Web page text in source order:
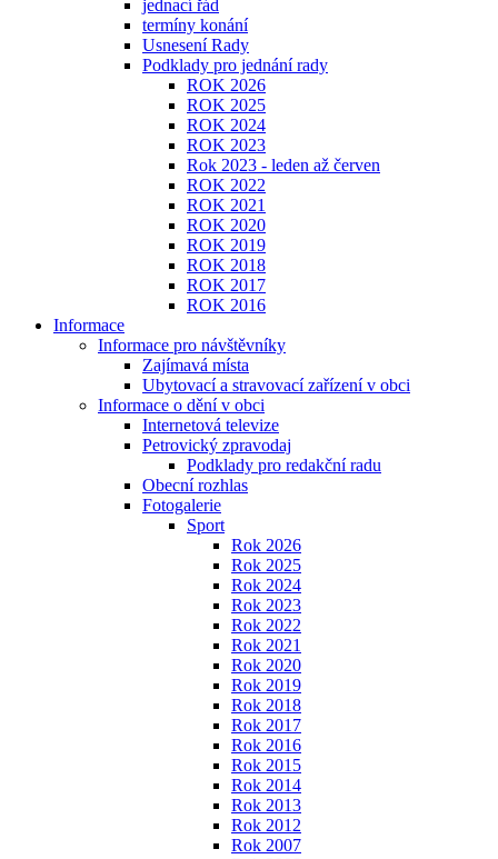
jednací řád
termíny konání
Usnesení Rady
Podklady pro jednání rady
ROK 2026
ROK 2025
ROK 2024
ROK 2023
Rok 2023 - leden až červen
ROK 2022
ROK 2021
ROK 2020
ROK 2019
ROK 2018
ROK 2017
ROK 2016
Informace
Informace pro návštěvníky
Zajímavá místa
Ubytovací a stravovací zařízení v obci
Informace o dění v obci
Internetová televize
Petrovický zpravodaj
Podklady pro redakční radu
Obecní rozhlas
Fotogalerie
Sport
Rok 2026
Rok 2025
Rok 2024
Rok 2023
Rok 2022
Rok 2021
Rok 2020
Rok 2019
Rok 2018
Rok 2017
Rok 2016
Rok 2015
Rok 2014
Rok 2013
Rok 2012
Rok 2007